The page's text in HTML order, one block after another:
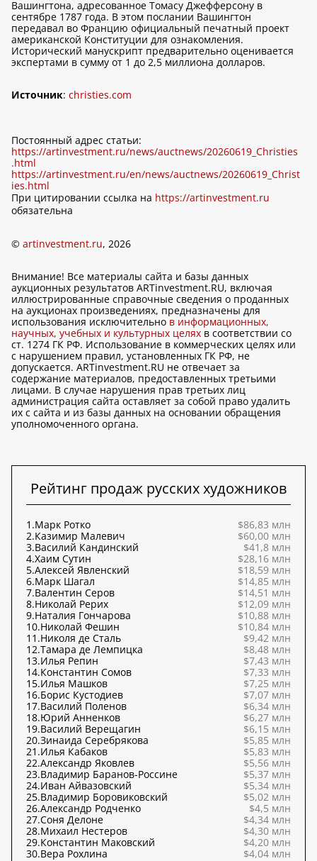
Вашингтона, адресованное Томасу Джефферсону в
сентябре 1787 года. В этом послании Вашингтон
передавал во Францию официальный печатный проект
американской Конституции для ознакомления.
Исторический манускрипт предварительно оценивается
экспертами в сумму от 1 до 2,5 миллиона долларов.
Источник: christies.com
Постоянный адрес статьи:
https://artinvestment.ru/news/auctnews/20260619_Christies
.html
https://artinvestment.ru/en/news/auctnews/20260619_Christ
ies.html
При цитировании ссылка на https://artinvestment.ru
обязательна
© artinvestment.ru, 2026
Внимание! Все материалы сайта и базы данных
аукционных результатов ARTinvestment.RU, включая
иллюстрированные справочные сведения о проданных
на аукционах произведениях, предназначены для
использования исключительно в информационных,
научных, учебных и культурных целях в соответствии со
ст. 1274 ГК РФ. Использование в коммерческих целях или
с нарушением правил, установленных ГК РФ, не
допускается. ARTinvestment.RU не отвечает за
содержание материалов, предоставленных третьими
лицами. В случае нарушения прав третьих лиц
администрация сайта оставляет за собой право удалить
их с сайта и из базы данных на основании обращения
уполномоченного органа.
Рейтинг продаж русских художников
1.Марк Ротко
$86,83 млн
2.Казимир Малевич
$60,00 млн
3.Василий Кандинский
$41,8 млн
4.Хаим Сутин
$28,16 млн
5.Алексей Явленский
$18,59 млн
6.Марк Шагал
$14,85 млн
7.Валентин Серов
$14,51 млн
8.Николай Рерих
$12,09 млн
9.Наталия Гончарова
$10,88 млн
10.Николай Фешин
$10,84 млн
11.Николя де Сталь
$9,42 млн
12.Тамара де Лемпицка
$8,48 млн
13.Илья Репин
$7,43 млн
14.Константин Сомов
$7,33 млн
15.Илья Машков
$7,25 млн
16.Борис Кустодиев
$7,07 млн
17.Василий Поленов
$6,34 млн
18.Юрий Анненков
$6,27 млн
19.Василий Верещагин
$6,15 млн
20.Зинаида Серебрякова
$5,85 млн
21.Илья Кабаков
$5,83 млн
22.Александр Яковлев
$5,56 млн
23.Владимир Баранов-Россине
$5,37 млн
24.Иван Айвазовский
$5,34 млн
25.Владимир Боровиковский
$5,02 млн
26.Александр Родченко
$4,5 млн
27.Соня Делоне
$4,34 млн
28.Михаил Нестеров
$4,30 млн
29.Константин Маковский
$4,20 млн
30.Вера Рохлина $4,04 млн